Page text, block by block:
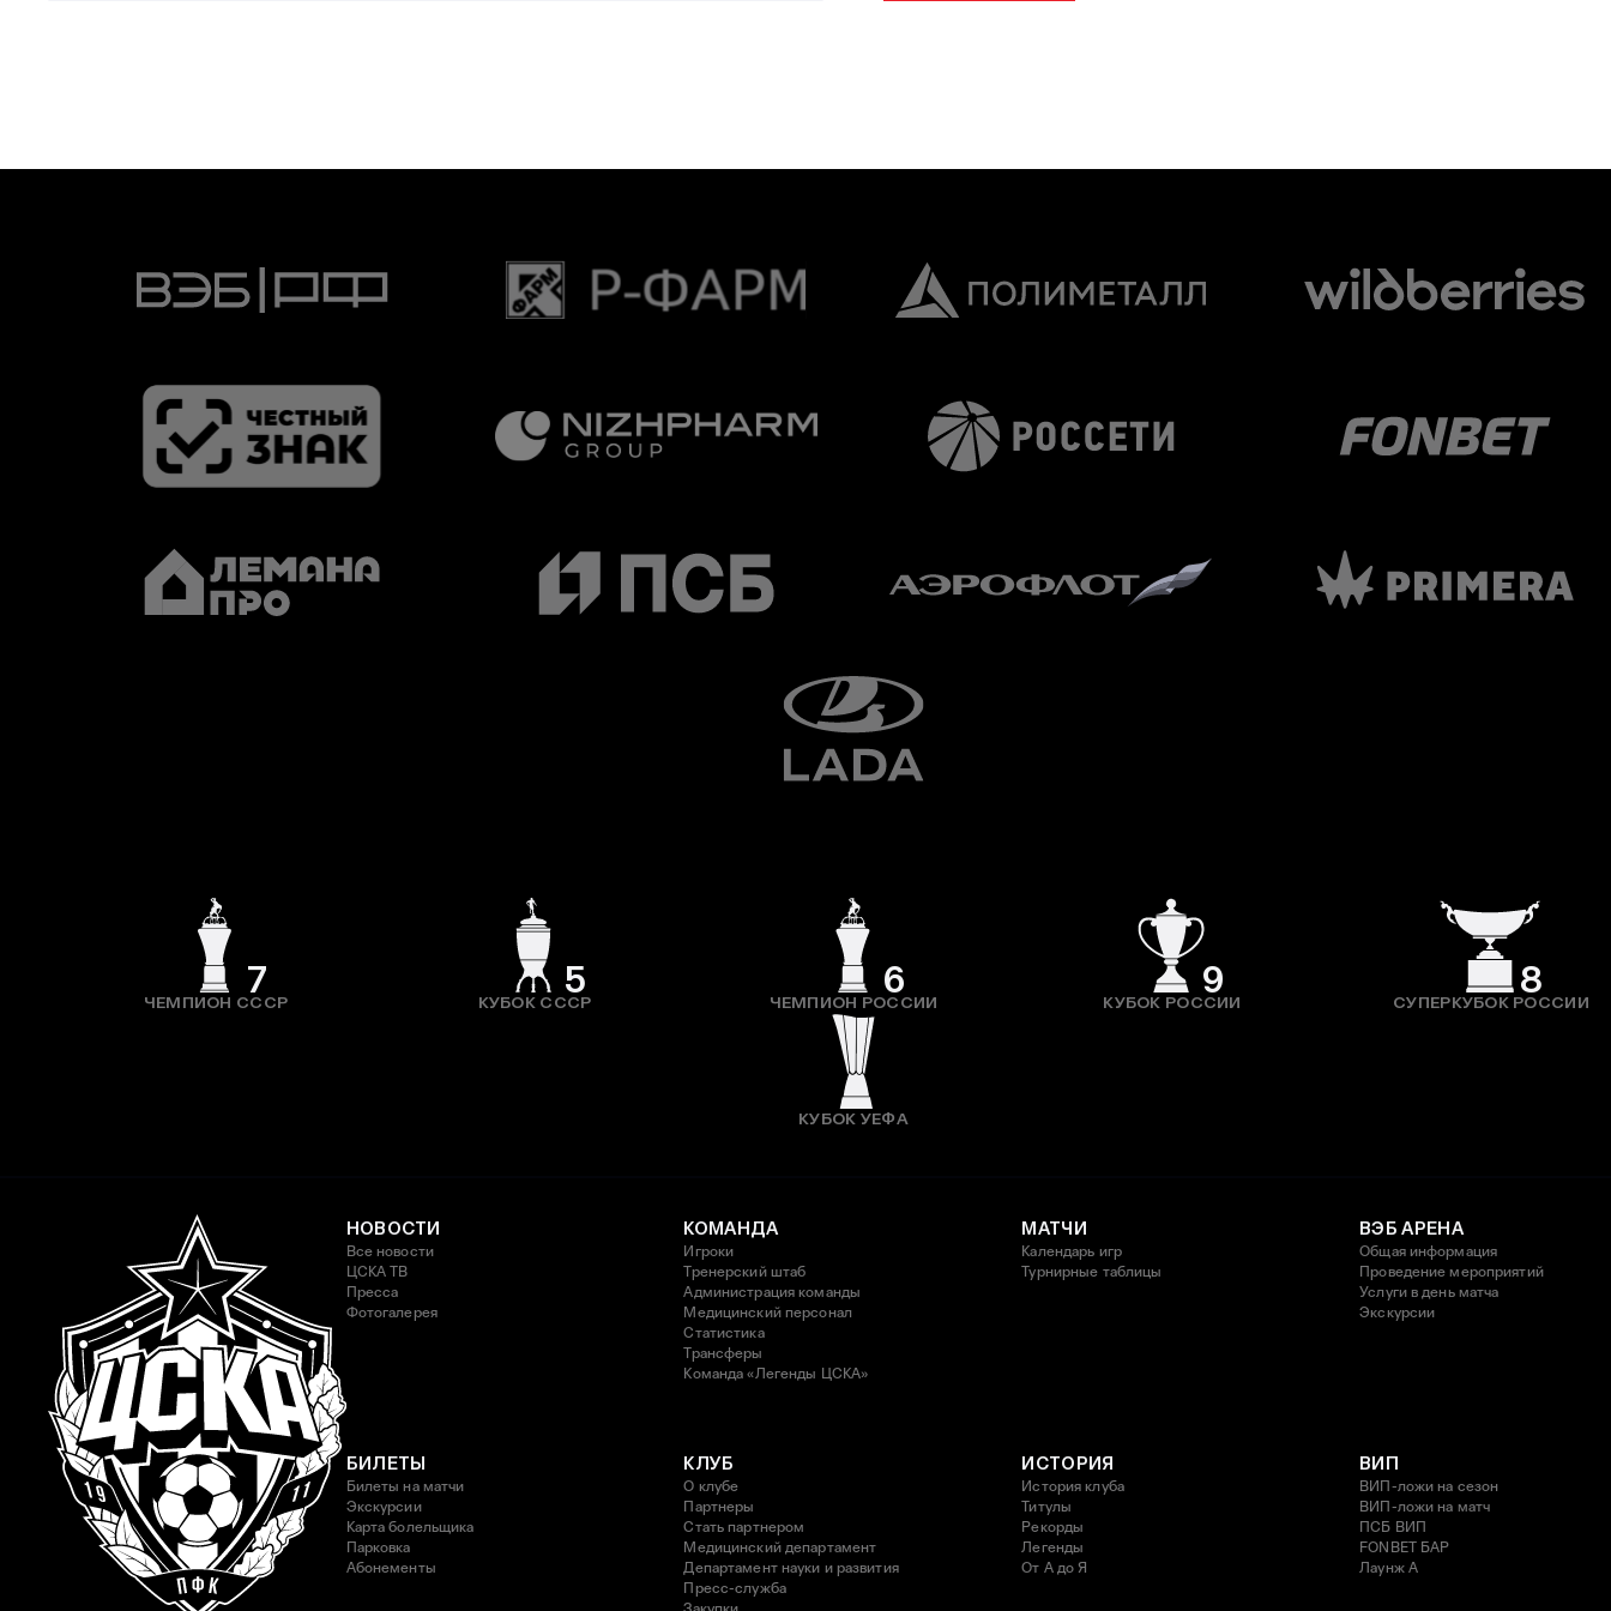
7
ЧЕМПИОН СССР
5
КУБОК СССР
6
ЧЕМПИОН РОССИИ
9
КУБОК РОССИИ
8
СУПЕРКУБОК РОССИИ
КУБОК УЕФА
НОВОСТИ
Все новости
ЦСКА ТВ
Пресса
Фотогалерея
КОМАНДА
Игроки
Тренерский штаб
Администрация команды
Медицинский персонал
Статистика
Трансферы
Команда «Легенды ЦСКА»
МАТЧИ
Календарь игр
Турнирные таблицы
ВЭБ АРЕНА
Общая информация
Проведение мероприятий
Услуги в день матча
Экскурсии
БИЛЕТЫ
Билеты на матчи
Экскурсии
Карта болельщика
Парковка
Абонементы
КЛУБ
О клубе
Партнеры
Стать партнером
Медицинский департамент
Департамент науки и развития
Пресс-служба
ИСТОРИЯ
История клуба
Титулы
Рекорды
Легенды
От А до Я
ВИП
ВИП-ложи на сезон
ВИП-ложи на матч
ПСБ ВИП
FONBET БАР
Лаунж A